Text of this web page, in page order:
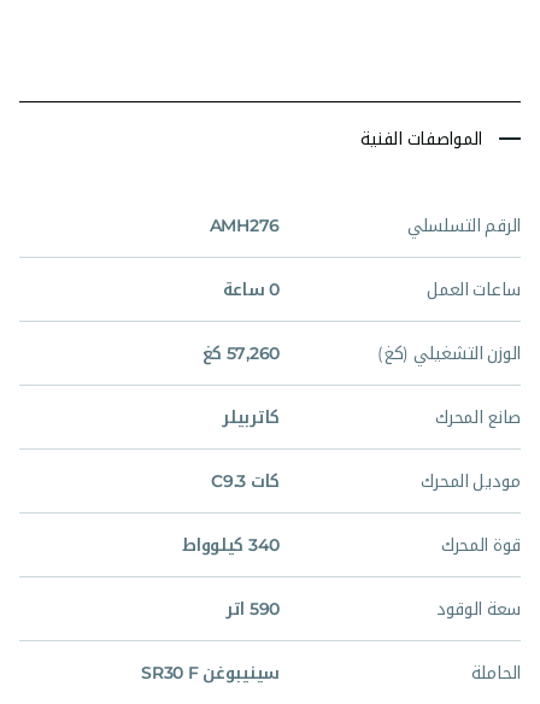
المواصفات الفنية
الرقم التسلسلي AMH276
ساعات العمل 0 ساعة
الوزن التشغيلي (كغ) 57,260 كغ
صانع المحرك كاتربيلر
موديل المحرك كات C9.3
قوة المحرك 340 كيلوواط
سعة الوقود 590 اتر
الحاملة سينيبوغن SR30 F